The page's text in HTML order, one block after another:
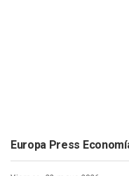
Europa Press